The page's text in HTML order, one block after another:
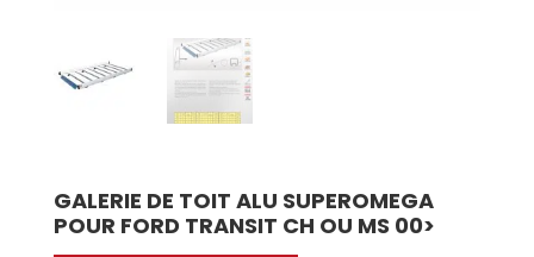
GALERIE DE TOIT ALU SUPEROMEGA
POUR FORD TRANSIT CH OU MS 00>